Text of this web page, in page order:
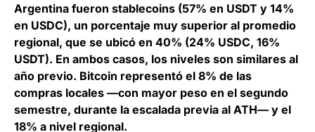
Argentina fueron stablecoins (57% en USDT y 14%
en USDC), un porcentaje muy superior al promedio
regional, que se ubicó en 40% (24% USDC, 16%
USDT). En ambos casos, los niveles son similares al
año previo. Bitcoin representó el 8% de las
compras locales —con mayor peso en el segundo
semestre, durante la escalada previa al ATH— y el
18% a nivel regional.